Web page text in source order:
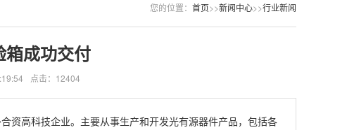
您的位置： 首页>>新闻中心>>行业新闻
箱成功交付
点击：12404
资高科技企业。主要从事生产和开发光有源器件产品，包括各